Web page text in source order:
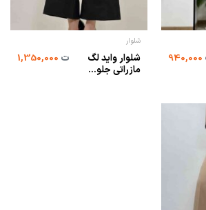
شلوار
شلوار واید لگ
مازراتی جلو...
ت1,350,000